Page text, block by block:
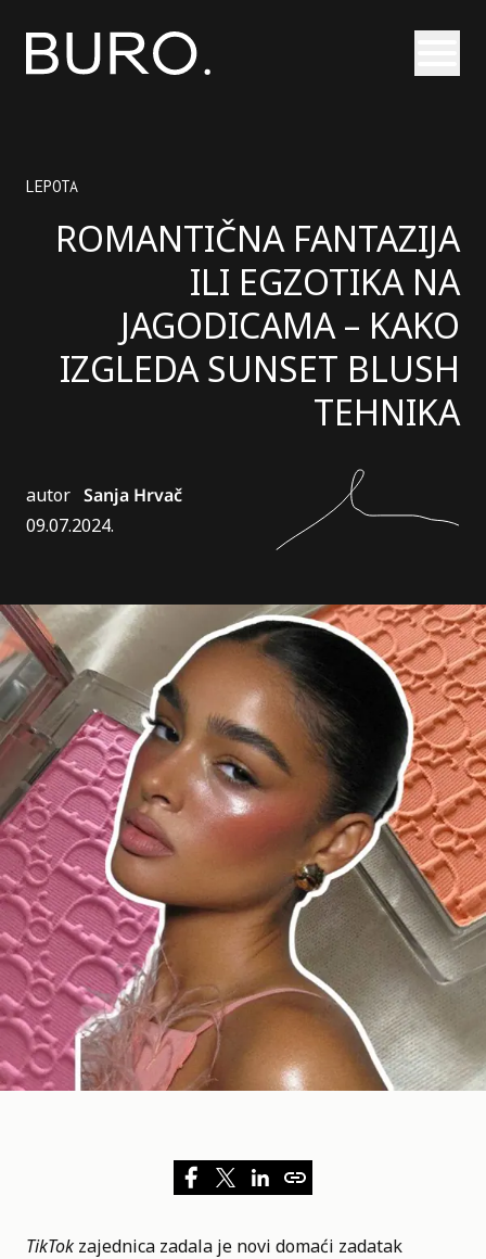
LEPOTA
ROMANTIČNA FANTAZIJA
ILI EGZOTIKA NA
JAGODICAMA – KAKO
IZGLEDA SUNSET BLUSH
TEHNIKA
autor Sanja Hrvač
09.07.2024.
TikTok zajednica zadala je novi domaći zadatak